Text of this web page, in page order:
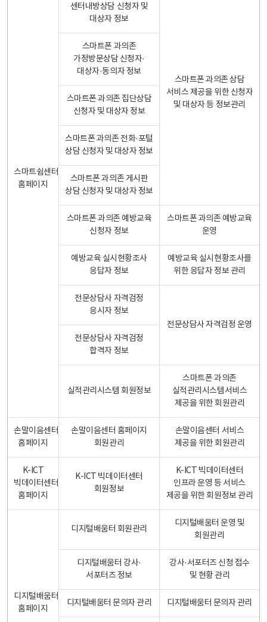
스마트쉼센터
홈페이지
센터내방상담 신청자 및
대상자 정보
스마트폰 과의존 상담
서비스 제공을 위한 신청자
및 대상자 등 정보관리
스마트폰 과의존
가정방문상담 신청자·
대상자·동의자 정보
스마트폰 과의존 집단상담
신청자 및 대상자 정보
스마트폰 과의존 전화·포털
상담 신청자 및 대상자 정보
스마트폰 과의존 게시판
상담 신청자 및 대상자 정보
스마트폰 과의존 예방교육
신청자 정보
스마트폰 과의존 예방교육
운영
예방교육 실시현황조사
응답자 정보
예방교육 실시현황조사를
위한 응답자 정보 관리
전문상담사 자격검정
응시자 정보
전문상담사 자격검정 운영
전문상담사 자격검정
합격자 정보
실적관리시스템 회원정보
스마트폰 과의존
실적관리시스템서비스
제공을 위한 회원관리
손말이음센터
홈페이지
손말이음센터 홈페이지
회원관리
손말이음센터 서비스
제공을 위한 회원관리
K-ICT
빅데이터센터
홈페이지
K-ICT 빅데이터센터
회원정보
K-ICT 빅데이터센터
인프라 운영 등 서비스
제공을 위한 회원정보 관리
디지털배움터
홈페이지
디지털배움터 회원관리
디지털배움터 운영 및
회원관리
디지털배움터 강사·
서포터즈 정보
강사·서포터즈 신청 접수
및 현황 관리
디지털배움터 문의자 관리 디지털배움터 문의자 관리